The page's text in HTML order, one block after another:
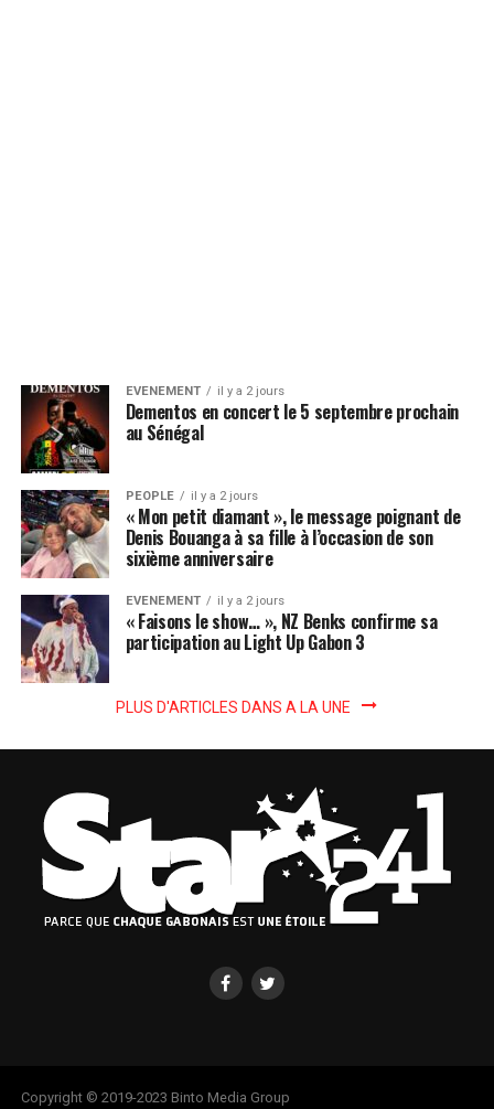
EVENEMENT il y a 2 jours
Dementos en concert le 5 septembre prochain
au Sénégal
PEOPLE il y a 2 jours
« Mon petit diamant », le message poignant de
Denis Bouanga à sa fille à l’occasion de son
sixième anniversaire
EVENEMENT il y a 2 jours
« Faisons le show… », NZ Benks confirme sa
participation au Light Up Gabon 3
PLUS D'ARTICLES DANS A LA UNE
Copyright © 2019-2023 Binto Media Group